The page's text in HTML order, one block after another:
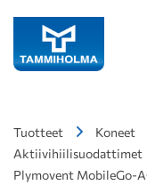
Tuotteet Koneet
Aktiivihiilisuodattimet
Plymovent MobileGo-